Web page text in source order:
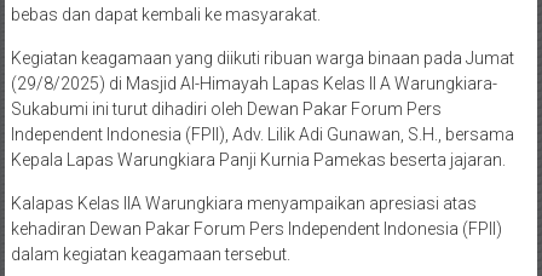
bebas dan dapat kembali ke masyarakat.
Kegiatan keagamaan yang diikuti ribuan warga binaan pada Jumat
(29/8/2025) di Masjid Al-Himayah Lapas Kelas II A Warungkiara-
Sukabumi ini turut dihadiri oleh Dewan Pakar Forum Pers
Independent Indonesia (FPII), Adv. Lilik Adi Gunawan, S.H., bersama
Kepala Lapas Warungkiara Panji Kurnia Pamekas beserta jajaran.
Kalapas Kelas IIA Warungkiara menyampaikan apresiasi atas
kehadiran Dewan Pakar Forum Pers Independent Indonesia (FPII)
dalam kegiatan keagamaan tersebut.